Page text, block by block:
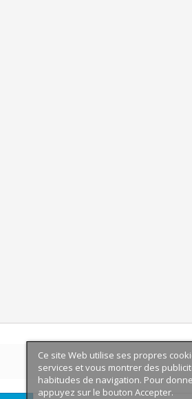
Ce site Web utilise ses propres
services et vous montrer des
habitudes de navigation. Pour
appuyez sur le bouton Accepter.